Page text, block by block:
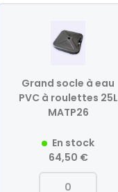
Grand socle à eau
PVC à roulettes 25L
MATP26
En stock
64,50 €